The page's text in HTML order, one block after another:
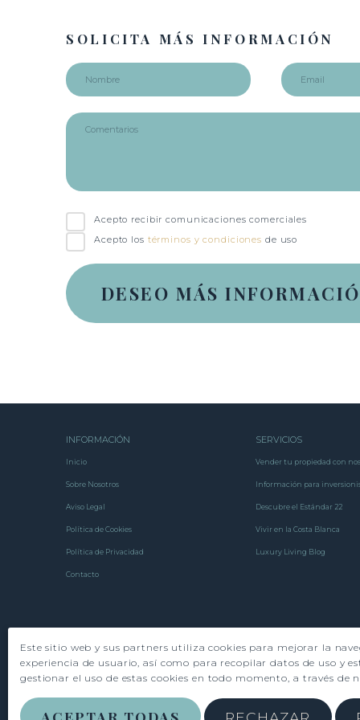
SOLICITA MÁS INFORMACIÓN
Acepto recibir comunicaciones comerciales
Acepto los términos y condiciones de uso
INFORMACIÓN
Inicio
Sobre Nosotros
Aviso Legal
Política de Cookies
Política de Privacidad
Contacto
SERVICIOS
Vender tu propiedad con
Información para
Descubre el Estándar 22
Vivir en la Costa Blanca
Luxury Living Blog
Este sitio web y sus partners utiliza cookies para mejorar la
experiencia de usuario, así como para recopilar datos de uso y
gestionar el uso de estas cookies en todo momento, a través de
ACEPTAR TODAS